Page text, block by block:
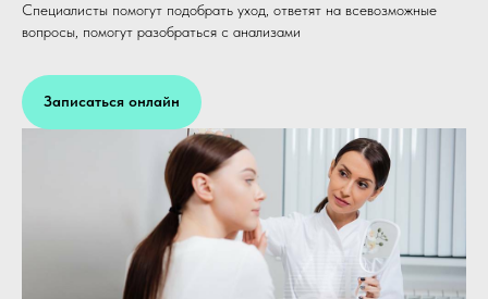
Специалисты помогут подобрать уход, ответят на всевозможные
вопросы, помогут разобраться с анализами
Записаться онлайн